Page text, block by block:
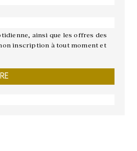
ainsi que les offres des
inscription à tout moment et